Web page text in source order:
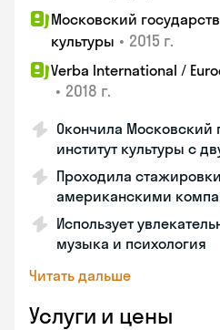
Московский
культуры • 2015 г.
Verba International /
• 2018 г.
Окончила Московский
институт культуры с
Проходила
американскими
Использует
музыка и психология
Читать дальше
Услуги и цены